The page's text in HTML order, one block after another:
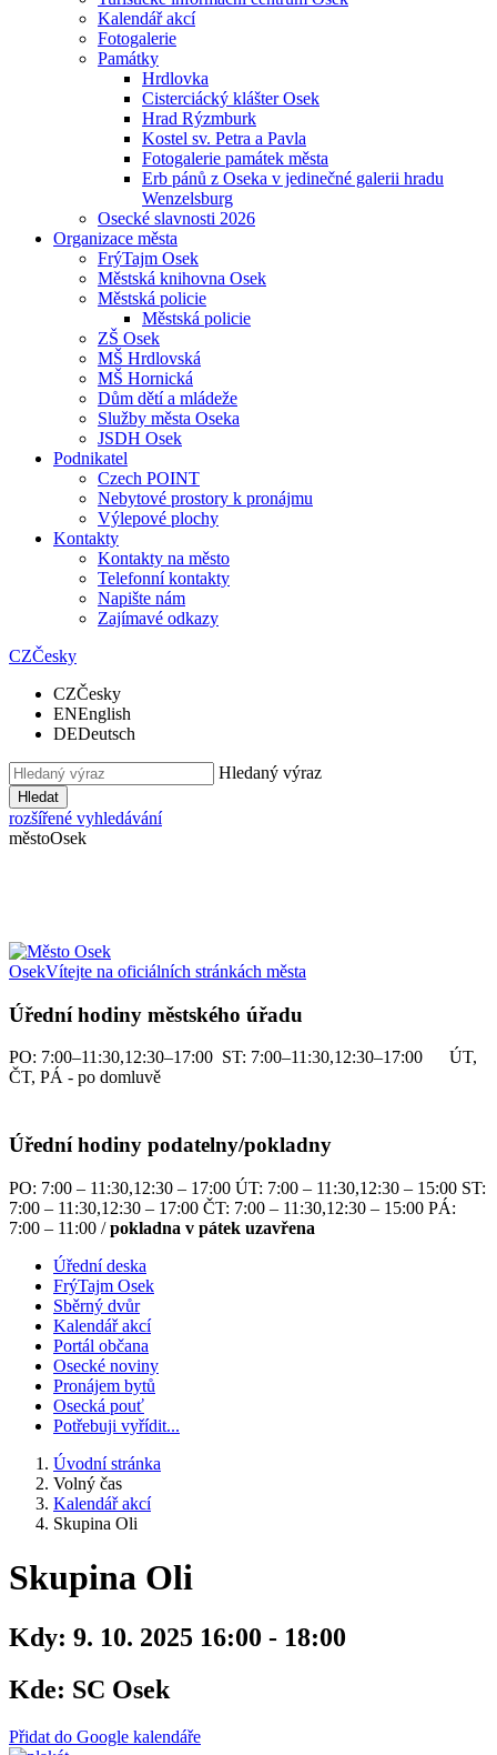
Kalendář akcí
Fotogalerie
Památky
Hrdlovka
Cisterciácký klášter Osek
Hrad Rýzmburk
Kostel sv. Petra a Pavla
Fotogalerie památek města
Erb pánů z Oseka v jedinečné galerii hradu
Wenzelsburg
Osecké slavnosti 2026
Organizace města
FrýTajm Osek
Městská knihovna Osek
Městská policie
Městská policie
ZŠ Osek
MŠ Hrdlovská
MŠ Hornická
Dům dětí a mládeže
Služby města Oseka
JSDH Osek
Podnikatel
Czech POINT
Nebytové prostory k pronájmu
Výlepové plochy
Kontakty
Kontakty na město
Telefonní kontakty
Napište nám
Zajímavé odkazy
CZČesky
CZČesky
ENEnglish
DEDeutsch
Hledaný výraz
Hledat
rozšířené vyhledávání
městoOsek
OsekVítejte na oficiálních stránkách města
Úřední hodiny městského úřadu
PO: 7:00–11:30,12:30–17:00 ST: 7:00–11:30,12:30–17:00 ÚT,
ČT, PÁ - po domluvě
Úřední hodiny podatelny/pokladny
PO: 7:00 – 11:30,12:30 – 17:00 ÚT: 7:00 – 11:30,12:30 – 15:00 ST:
7:00 – 11:30,12:30 – 17:00 ČT: 7:00 – 11:30,12:30 – 15:00 PÁ:
7:00 – 11:00 /pokladna v pátek uzavřena
Úřední deska
FrýTajm Osek
Sběrný dvůr
Kalendář akcí
Portál občana
Osecké noviny
Pronájem bytů
Osecká pouť
Potřebuji vyřídit...
Úvodní stránka
Volný čas
Kalendář akcí
Skupina Oli
Skupina Oli
Kdy: 9. 10. 2025 16:00 - 18:00
Kde: SC Osek
Přidat do Google kalendáře